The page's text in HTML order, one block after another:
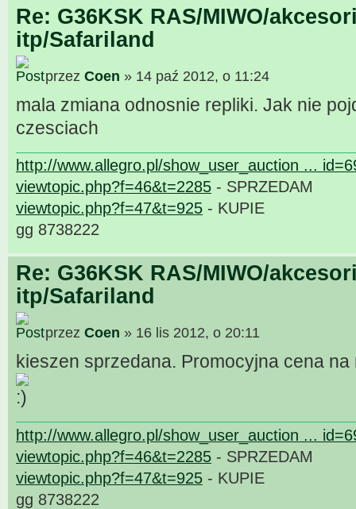
Re: G36KSK RAS/MIWO/
itp/Safariland
przez Coen » 14 paź 2012, o 11:24
mala zmiana odnosnie repliki. Jak nie
czesciach
http://www.allegro.pl/show_user_auction ...
viewtopic.php?f=46&t=2285 - SPRZEDAM
viewtopic.php?f=47&t=925 - KUPIE
gg 8738222
Re: G36KSK RAS/MIWO/
itp/Safariland
przez Coen » 16 lis 2012, o 20:11
kieszen sprzedana. Promocyjna cena
http://www.allegro.pl/show_user_auction ...
viewtopic.php?f=46&t=2285 - SPRZEDAM
viewtopic.php?f=47&t=925 - KUPIE
gg 8738222